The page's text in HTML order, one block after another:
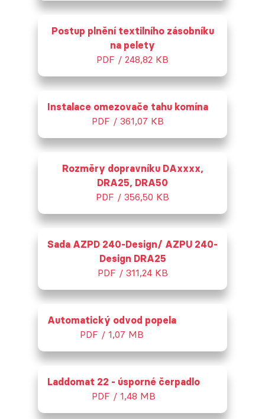
Postup plnění textilního zásobníku
na pelety
PDF / 248,82 KB
Instalace omezovače tahu komína
PDF / 361,07 KB
Rozměry dopravníku DAxxxx,
DRA25, DRA50
PDF / 356,50 KB
Sada AZPD 240-Design/ AZPU 240-
Design DRA25
PDF / 311,24 KB
Automatický odvod popela
PDF / 1,07 MB
Laddomat 22 - úsporné čerpadlo
PDF / 1,48 MB